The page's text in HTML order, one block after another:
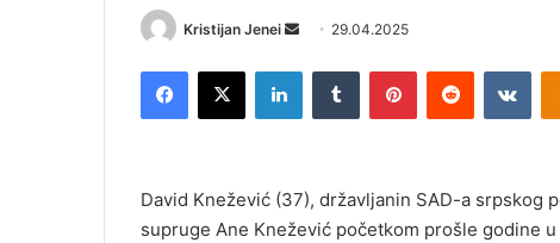
Kristijan Jenei
d
e
m
29.04.2025
David Knežević (37), državljanin SAD-a srpskog
supruge Ane Knežević početkom prošle godine